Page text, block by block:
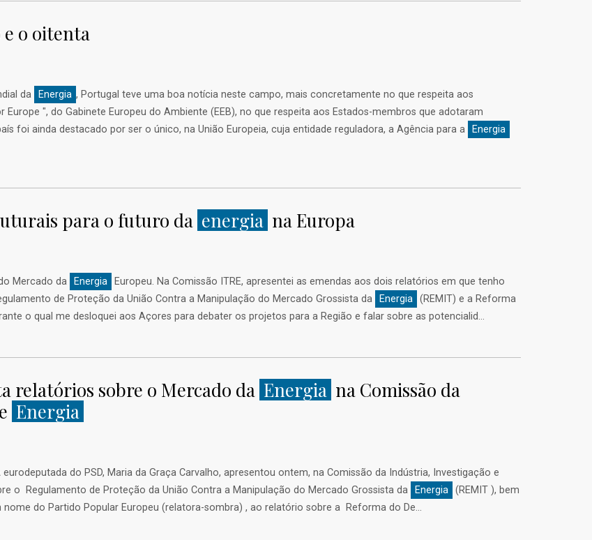
o oitenta
da Energia , Portugal teve uma boa notícia neste campo, mais concretamente no que respeita aos
", do Gabinete Europeu do Ambiente (EEB), no que respeita aos Estados-membros que adotaram
foi ainda destacado por ser o único, na União Europeia, cuja entidade reguladora, a Agência para a
Energia
para o futuro da energia na Europa
Mercado da Energia
Europeu. Na Comissão ITRE, apresentei as emendas aos dois relatórios em que tenho
de Proteção da União Contra a Manipulação do Mercado Grossista da
Energia (REMIT) e a Reforma
o qual me desloquei aos Açores para debater os projetos para a Região e falar sobre as potencialid...
relatórios sobre o Mercado da Energia na Comissão da
Energia
da Graça Carvalho, apresentou ontem, na Comissão da Indústria, Investigação e
o Regulamento de Proteção da União Contra a Manipulação do Mercado Grossista da Energia (REMIT ), bem
do Partido Popular Europeu (relatora-sombra) , ao relatório sobre a Reforma do De...